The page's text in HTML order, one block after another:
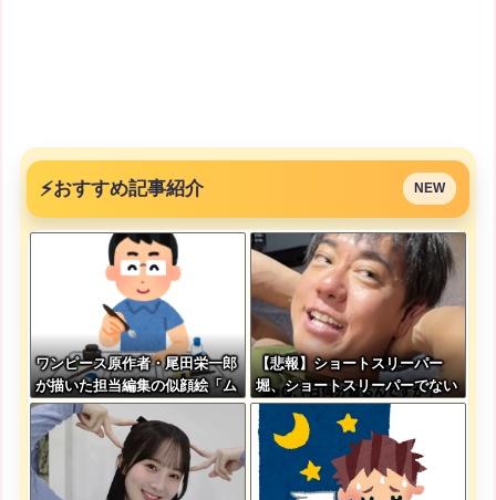
⚡おすすめ記事紹介 NEW
ワンピース原作者・尾田栄一郎
が描いた担当編集の似顔絵「ム
ダに東大卒」
【悲報】ショートスリーパー
堀、ショートスリーパーでない
事がバレてしまう